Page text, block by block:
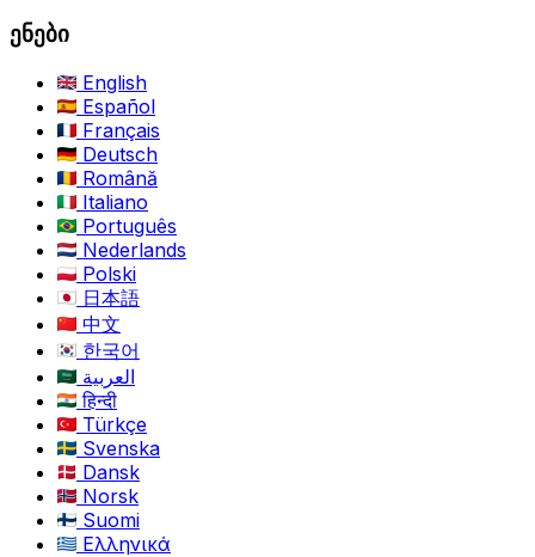
ენები
English
Español
Français
Deutsch
Română
Italiano
Português
Nederlands
Polski
日本語
中文
한국어
العربية
हिन्दी
Türkçe
Svenska
Dansk
Norsk
Suomi
Ελληνικά